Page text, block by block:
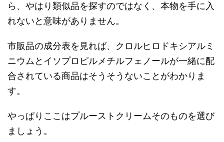
ら、やはり類似品を探すのではなく、本物を手に入
れないと意味がありません。
市販品の成分表を見れば、クロルヒロドキシアルミ
ニウムとイソプロピルメチルフェノールが一緒に配
合されている商品はそうそうないことがわかりま
す。
やっぱりここはプルーストクリームそのものを選び
ましょう。